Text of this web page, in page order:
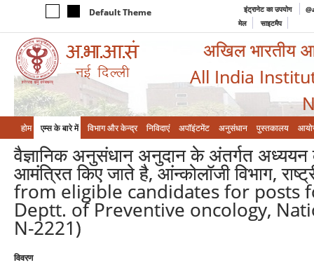
Default Theme इंट्रानेट का उपयोग
मेल
साइटमैप
अखिल भारतीय
All India
होम एम्‍स के बारे में विभाग और केन्‍द्र निविदाएं अपॉइंटमेंट अनुसंधान पुस्तकालय
वैज्ञानिक अनुसंधान अनुदान के अंतर्गत अध्ययन
आमंत्रित किए जाते है, आंन्कोलॉजी विभाग,
from eligible candidates for posts
Deptt. of Preventive oncology,
N-2221)
विवरण